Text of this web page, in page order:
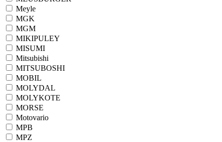
Meyle
MGK
MGM
MIKIPULEY
MISUMI
Mitsubishi
MITSUBOSHI
MOBIL
MOLYDAL
MOLYKOTE
MORSE
Motovario
MPB
MPZ